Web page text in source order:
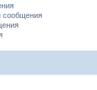
сообщения